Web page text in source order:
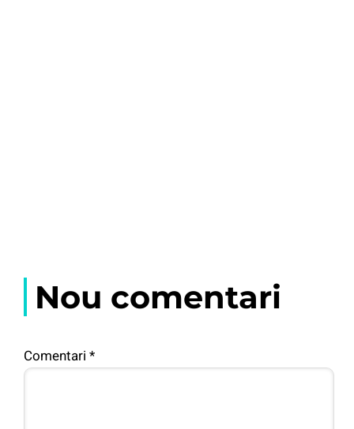
Nou comentari
Comentari *